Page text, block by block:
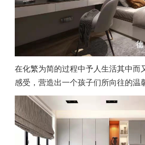
在化繁为简的过程中予人生活其中而
感受，营造出一个孩子们所向往的温